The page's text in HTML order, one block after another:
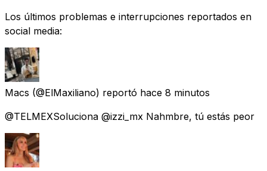
Los últimos problemas e interrupciones reportados en
social media:
Macs (@ElMaxiliano) reportó hace 8 minutos
@TELMEXSoluciona @izzi_mx Nahmbre, tú estás peor